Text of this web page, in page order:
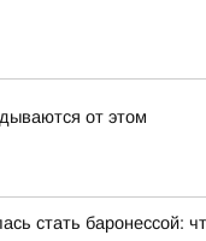
от этом
стать баронессой: